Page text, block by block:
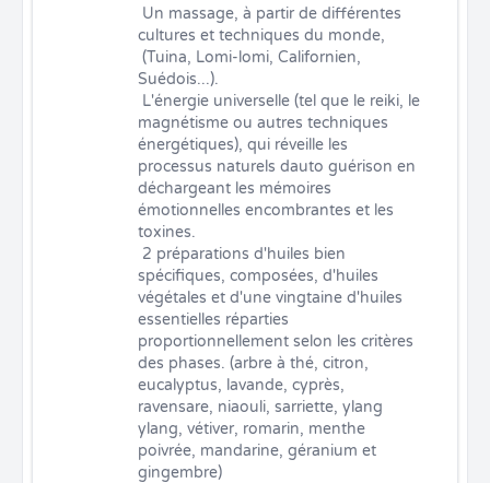
cultures et techniques du monde,
Suédois...).
magnétisme ou autres techniques
énergétiques), qui réveille les
processus naturels dauto guérison en
déchargeant les mémoires
émotionnelles encombrantes et les
toxines.
spécifiques, composées, d'huiles
végétales et d'une vingtaine d'huiles
essentielles réparties
proportionnellement selon les critères
des phases. (arbre à thé, citron,
eucalyptus, lavande, cyprès,
ravensare, niaouli, sarriette, ylang
ylang, vétiver, romarin, menthe
poivrée, mandarine, géranium et
gingembre)